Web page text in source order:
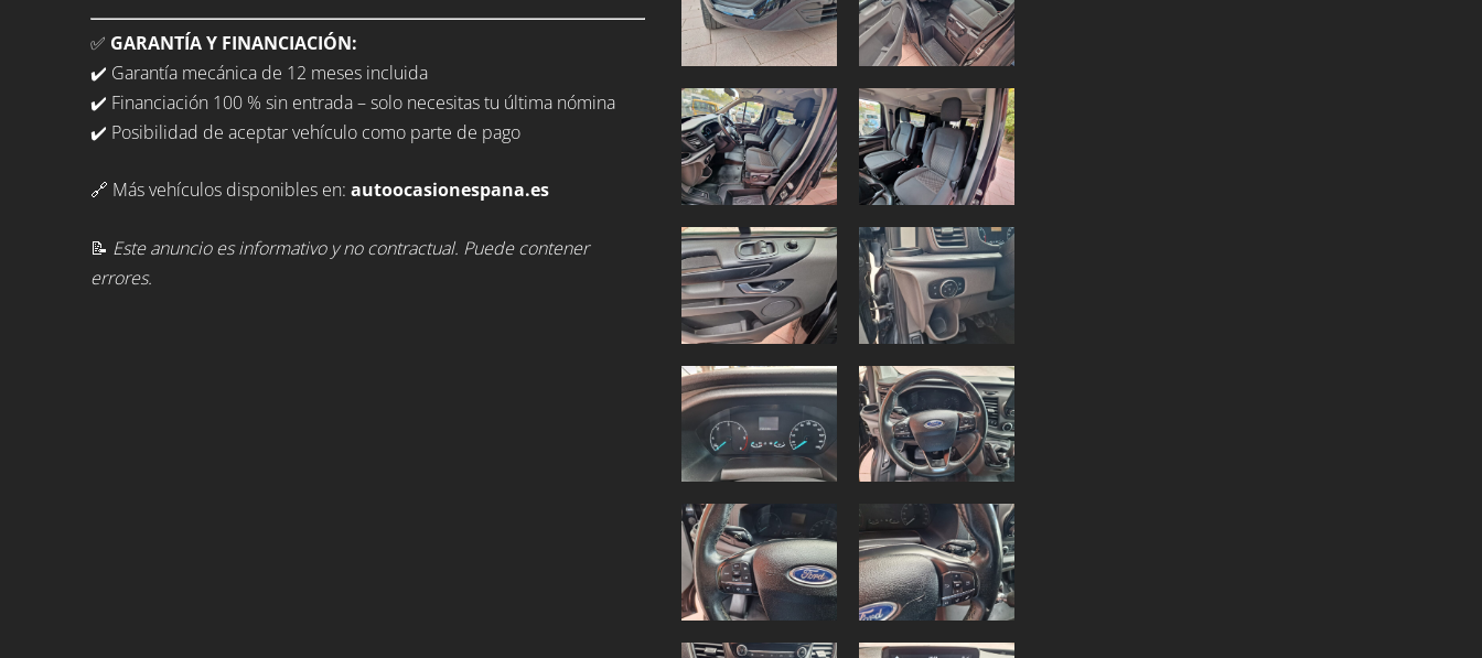
✅ GARANTÍA Y FINANCIACIÓN:
✔️ Garantía mecánica de 12 meses incluida
✔️ Financiación 100 % sin entrada – solo necesitas tu última nómina
✔️ Posibilidad de aceptar vehículo como parte de pago
🔗 Más vehículos disponibles en: autoocasionespana.es
📝 Este anuncio es informativo y no contractual. Puede contener
errores.